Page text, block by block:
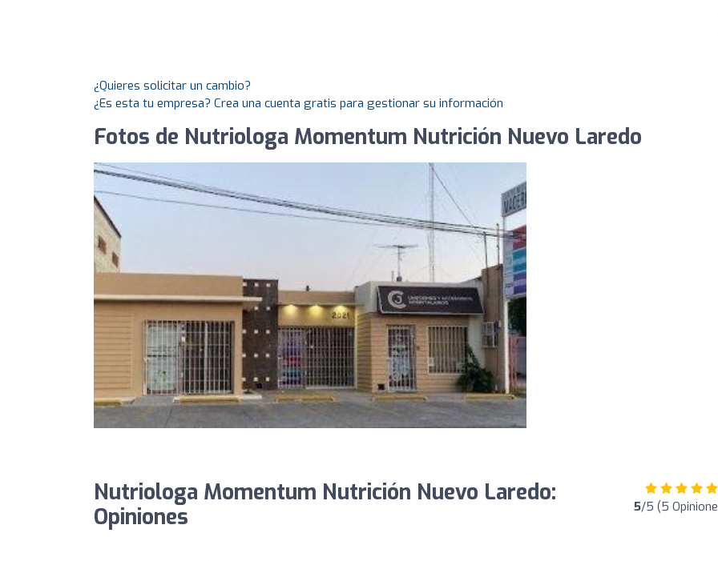
¿Quieres solicitar un cambio?
¿Es esta tu empresa? Crea una cuenta gratis para gestionar su información
Fotos de Nutriologa Momentum Nutrición Nuevo Laredo
Nutriologa Momentum Nutrición Nuevo Laredo:
Opiniones
5/5 (5